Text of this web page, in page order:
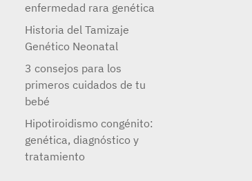
enfermedad rara genética
Historia del Tamizaje
Genético Neonatal
3 consejos para los
primeros cuidados de tu
bebé
Hipotiroidismo congénito:
genética, diagnóstico y
tratamiento